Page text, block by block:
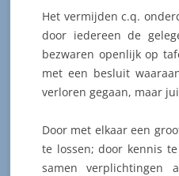
Het vermijden c.q.
door iedereen de
bezwaren openlijk op
met een besluit
verloren gegaan, maar
Door met elkaar een
te lossen; door kennis
samen